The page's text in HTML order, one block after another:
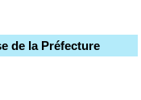
de la Préfecture